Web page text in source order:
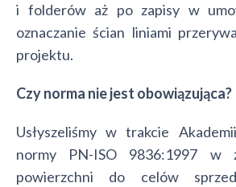
i folderów aż po zapisy w
oznaczanie ścian liniami
projektu.
Czy norma nie jest obowiązująca?
Usłyszeliśmy w trakcie
normy PN-ISO 9836:1997 w
powierzchni do celów